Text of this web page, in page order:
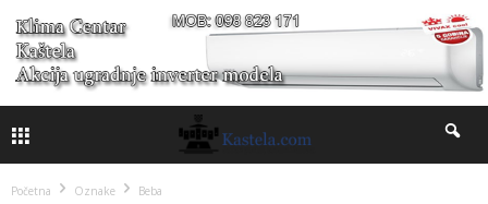
Početna Oznake Beba